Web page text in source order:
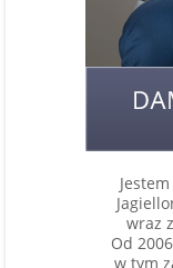
wraz
Od
w tym